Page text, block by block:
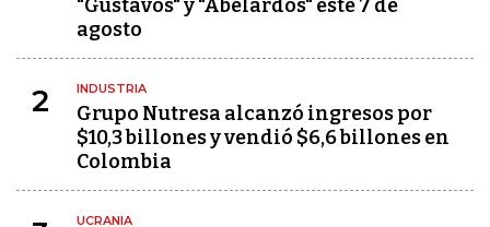
"Gustavos" y "Abelardos" este 7 de
agosto
2 INDUSTRIA
Grupo Nutresa alcanzó ingresos por
$10,3 billones y vendió $6,6 billones en
Colombia
UCRANIA